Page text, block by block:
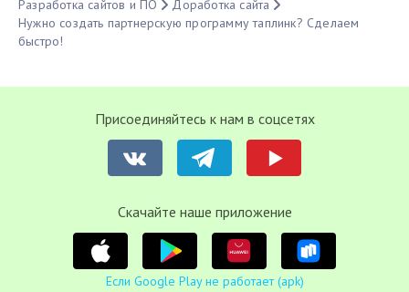
Разработка сайтов и ПО
Доработка сайта
Нужно создать партнерскую программу таплинк? Сделаем
быстро!
Присоединяйтесь к нам в соцсетях
Cкачайте наше приложение
Если Google Play не работает (apk)